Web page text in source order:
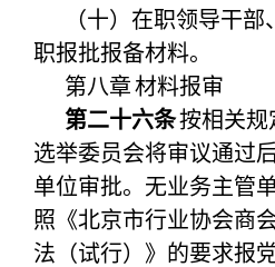
（十）在职领导干
职报批报备材料。
第八章材料报审
第二十六条按相关规
选举委员会将审议通过
单位审批。无业务主管
照《北京市行业协会商
法（试行）》的要求报